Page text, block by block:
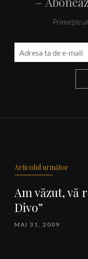
Primeşte
Articolul următor
Am văzut, vă
Divo”
MAI 31, 2009